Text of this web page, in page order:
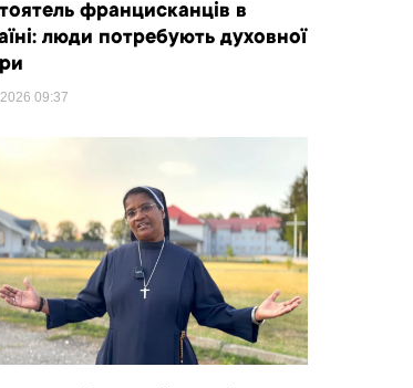
францисканців в
люди потребують духовної
09:37